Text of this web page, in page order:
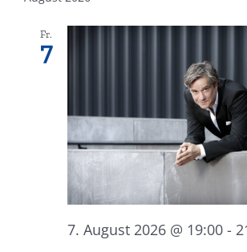
Fr.
7
7. August 2026 @ 19:00 -